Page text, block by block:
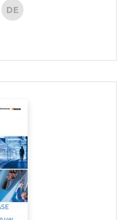
DE